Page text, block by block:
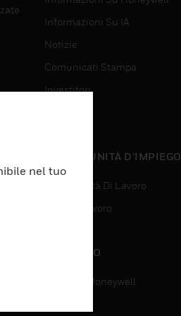
Informazioni Su IA
Notizie
Comunicati Stampa
Investitori
OPPORTUNITÀ D’IMPIEGO
Opportunità Di Lavoro
Ricerca Lavoro
CONTATTO
Contatta Honeywell
nel tuo